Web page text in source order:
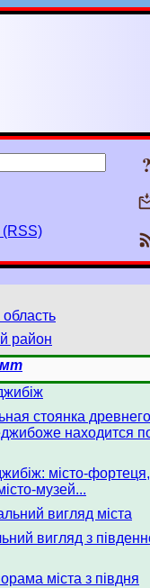
?
(RSS)
район
стоянка древнего
находится
місто-фортеця,
музей...
вигляд міста
вигляд з
міста з півдня